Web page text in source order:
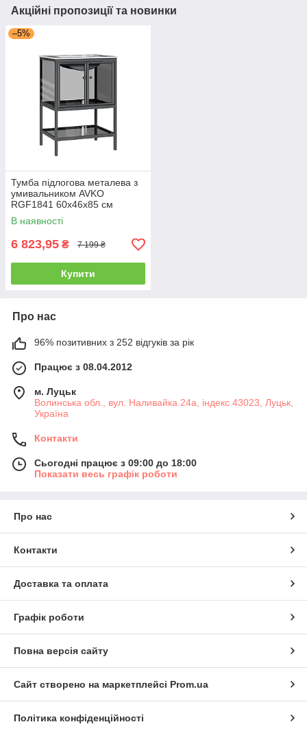
Акційні пропозиції та новинки
–5%
Тумба підлогова металева з
умивальником AVKO
RGF1841 60х46х85 см
В наявності
6 823,95 ₴ 7 199 ₴
Купити
Про нас
96% позитивних з 252 відгуків за рік
Працює з 08.04.2012
м. Луцьк
Волинська обл., вул. Наливайка 24а, індекс 43023, Луцьк,
Україна
Контакти
Сьогодні працює з 09:00 до 18:00
Показати весь графік роботи
Про нас
Контакти
Доставка та оплата
Графік роботи
Повна версія сайту
Сайт створено на маркетплейсі Prom.ua
Політика конфіденційності